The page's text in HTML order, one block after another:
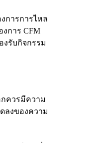
การการไหล
การ CFM
งรับกิจกรรม
ควรมีความ
ลงของความ